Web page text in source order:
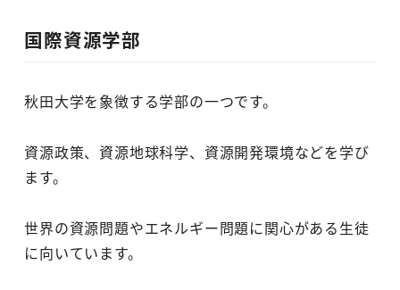
国際資源学部
秋田大学を象徴する学部の一つです。
資源政策、資源地球科学、資源開発環境などを学び
ます。
世界の資源問題やエネルギー問題に関心がある生徒
に向いています。